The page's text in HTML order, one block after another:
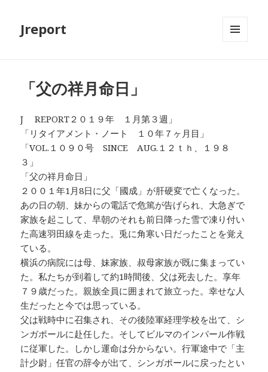
Jreport
「父の祥月命日」
J REPORT２０１９年 １月第３週」
「リタイアメント・ノート １０年７ヶ月目」
「VOL.１０９０号 SINCE AUG.１２ｔｈ、１９８
３」
「父の祥月命日」
２００１年1月8日に父「國成」が肝硬変で亡くなった。
あの日の朝、妹からの電話で危篤が告げられ、大急ぎで
家族を起こして、早朝のそれも前日降った雪で凍り付い
た高速羽田線を走った。兎に角寒い日だったことを覚え
ている。
横浜の病院には母、妹家族、叔母家族が既に集まってい
た。私たちが到着して約1時間後、父は死去した。享年
７９歳だった。親族全員に囲まれて旅立った。幸せな人
生だったと今では思っている。
父は戦時中に召集され、その後陸軍経理学校を出て、シ
ンガポールに赴任した。そしてビルマのインパール作戦
に従軍した。しかし運命は分からない。行軍途中で「主
計少尉」任官の辞令が出て、シンガポールに戻ったとい